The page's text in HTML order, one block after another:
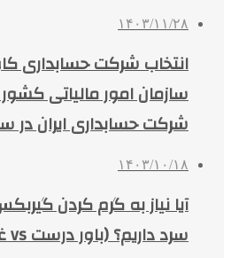
۱۴۰۳/۱۱/۲۸
انتخاب شرکت حسابداری
سازمان امور مالیاتی
شرکت حسابداری ایران در
۱۴۰۳/۱۰/۱۸
آیا نیاز به گرم کردن
سرد داریم؟ (باور درست vs غلط)